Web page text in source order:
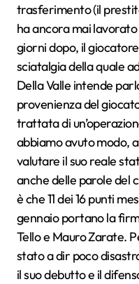
trasferimento (il
ha ancora mai
giorni dopo, il
sciatalgia della quale
Della Valle intende
provenienza del
trattata di
abbiamo avuto modo,
valutare il suo reale
anche delle parole del
è che 11 dei 16 punti
gennaio portano la
Tello e Mauro Zarate.
stato a dir poco
il suo debutto e il